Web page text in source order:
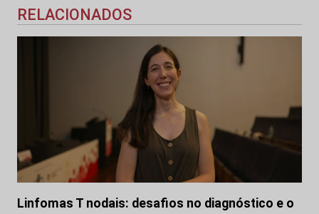
RELACIONADOS
Linfomas T nodais: desafios no diagnóstico e o